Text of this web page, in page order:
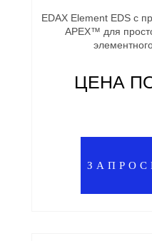
EDAX Element EDS с
APEX™ для
ЦЕНА